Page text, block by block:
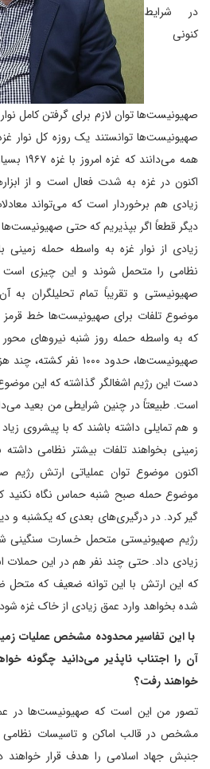
در شرایط
کنونی
صهیونیست‌ها توانستند یک روزه کل نوار
همه
اکنون در غزه به شدت فعال است و از
زیادی هم برخوردار است که می‌تواند
دیگر قطعاً اگر بپذیریم که حتی
زیادی از نوار غزه به واسطه حمله زمینی
نظامی را متحمل شوند و این چیزی
صهیونیستی و تقریباً تمام تحلیلگران به
موضوع تلفات برای صهیونیست‌ها خط
که به واسطه حمله روز شنبه نیروهای
صهیونیست‌ها، حدود
دست این رژیم اشغالگر گذاشته که این
است. طبیعتاً در چنین شرایطی من بعید
و هم تمایلی داشته باشند که با پیشروی
زمینی بخواهند تلفات بیشتر نظامی
اکنون موضوع توان عملیاتی ارتش رژیم
موضوع حمله صبح شنبه حماس نگاه نکنید
گیر کرد. در درگیری‌های بعدی که یکشنبه و
رژیم صهیونیستی متحمل خسارت سنگینی
زیادی داد. حتی چند نفر هم در این حملات
که این ارتش با این توانه ضعیف که متحل
شده بخواهد وارد عمق زیادی از خاک غزه
با این تفاسیر محدوده مشخص عملیات
آن را اجتناب ناپذیر می‌دانید چگونه
خواهند رفت؟
تصور من این است که صهیونیست‌ها در
مشخص در قالب اماکن و تاسیسات
جنبش جهاد اسلامی را هدف قرار خواهند